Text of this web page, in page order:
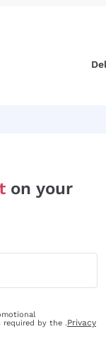
on your
required by the .Privacy